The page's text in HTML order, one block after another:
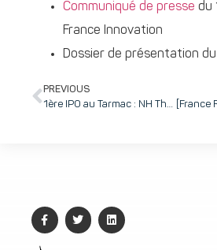
Communiqué de presse du
France Innovation
Dossier de présentation du
PREVIOUS
1ère IPO au Tarmac : NH TherAguix annonce son introduction en bourse sur le marché Euronext Growth à Paris pour faire de son candidat nanomédicament le standard de soin des cancers par radiothérapie (clôture des souscriptions le 11 octobre)